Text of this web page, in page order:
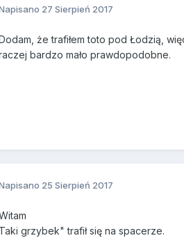
27 Sierpień 2017
że trafiłem toto pod Łodzią,
bardzo mało prawdopodobne.
25 Sierpień 2017
Taki grzybek" trafił się na spacerze.